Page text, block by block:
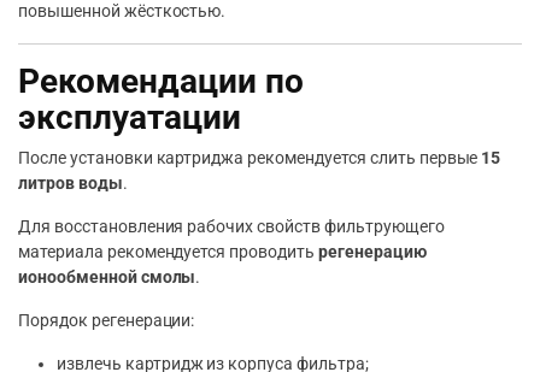
повышенной жёсткостью.
Рекомендации по
эксплуатации
После установки картриджа рекомендуется слить первые 15
литров воды.
Для восстановления рабочих свойств фильтрующего
материала рекомендуется проводить регенерацию
ионообменной смолы.
Порядок регенерации:
извлечь картридж из корпуса фильтра;